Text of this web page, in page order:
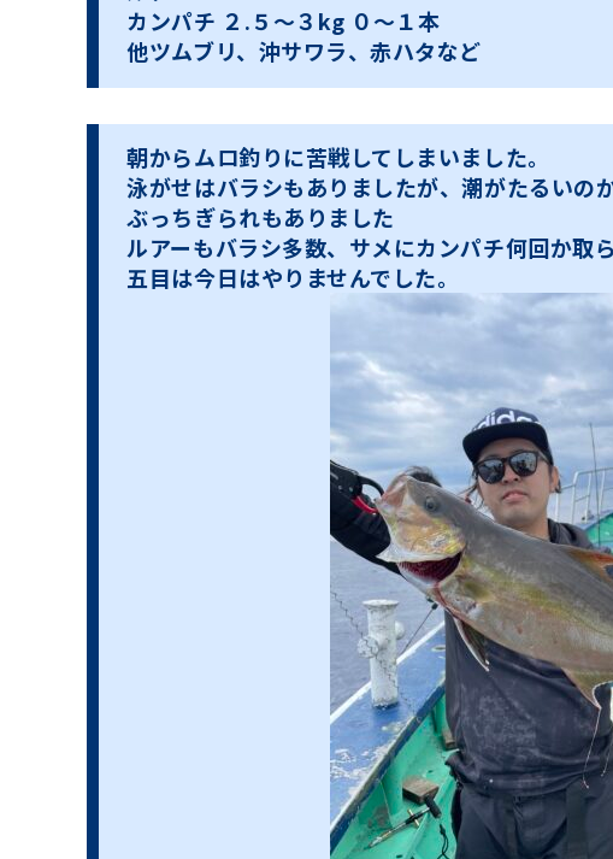
カンパチ ２.５〜３kg ０〜１本
他ツムブリ、沖サワラ、赤ハタなど
朝からムロ釣りに苦戦してしまいました。
泳がせはバラシもありましたが、潮がたるいの
ぶっちぎられもありました
ルアーもバラシ多数、サメにカンパチ何回か取
五目は今日はやりませんでした。